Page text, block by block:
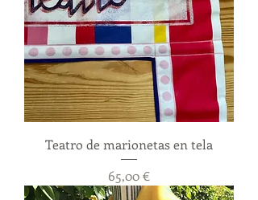
Teatro de marionetas en tela
Precio
65,00 €